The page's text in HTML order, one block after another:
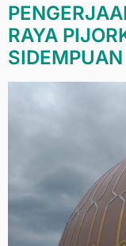
RAYA
SIDEMPUAN